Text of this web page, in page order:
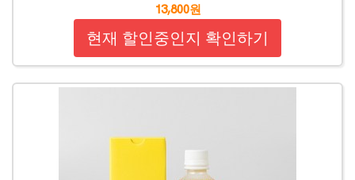
13,800원
현재 할인중인지 확인하기